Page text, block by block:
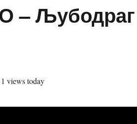
– Љубодраг
views today